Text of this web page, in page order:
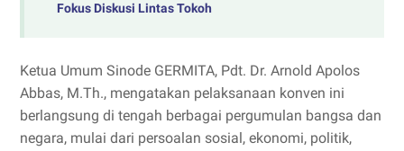
Fokus Diskusi Lintas Tokoh
Ketua Umum Sinode GERMITA, Pdt. Dr. Arnold Apolos
Abbas, M.Th., mengatakan pelaksanaan konven ini
berlangsung di tengah berbagai pergumulan bangsa dan
negara, mulai dari persoalan sosial, ekonomi, politik,